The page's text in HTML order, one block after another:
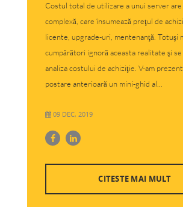
Costul total de utilizare a unui server
complexă, care însumează preţul de
licente, upgrade-uri, mentenanţă. Totuşi
cumpărători ignoră aceasta realitate şi
analiza costului de achiziţie. V-am
postare anterioară un mini-ghid al...
09 DEC, 2019
CITESTE MAI MULT